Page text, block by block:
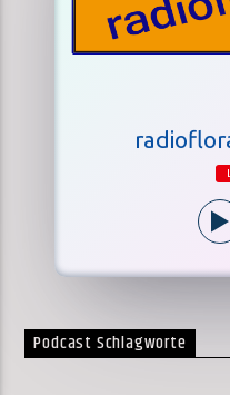
Podcast Schlagworte